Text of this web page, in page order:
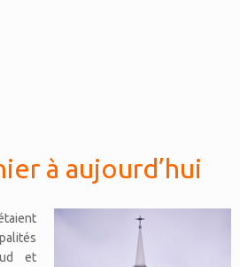
à aujourd’hui
et